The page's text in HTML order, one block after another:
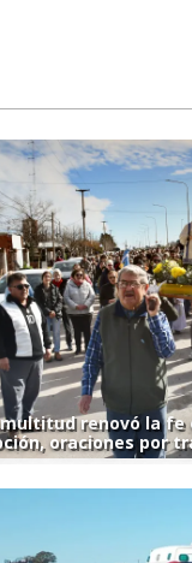
renovó la fe
oraciones por